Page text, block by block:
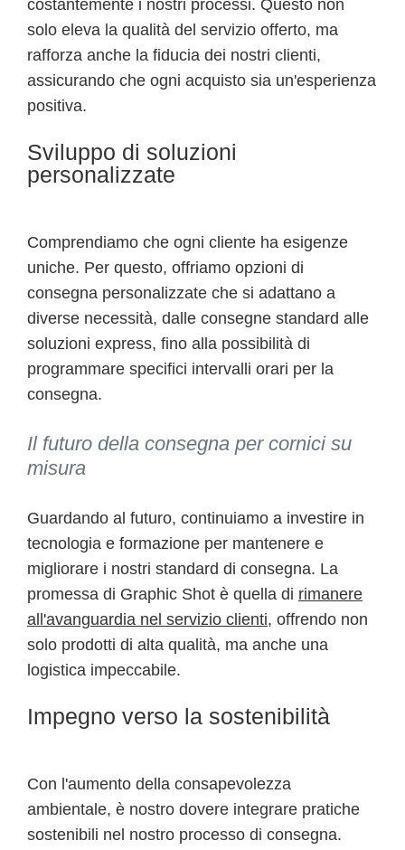
costantemente i nostri processi. Questo non
solo eleva la qualità del servizio offerto, ma
rafforza anche la fiducia dei nostri clienti,
assicurando che ogni acquisto sia un'esperienza
positiva.
Sviluppo di soluzioni
personalizzate
Comprendiamo che ogni cliente ha esigenze
uniche. Per questo, offriamo opzioni di
consegna personalizzate che si adattano a
diverse necessità, dalle consegne standard alle
soluzioni express, fino alla possibilità di
programmare specifici intervalli orari per la
consegna.
Il futuro della consegna per cornici su
misura
Guardando al futuro, continuiamo a investire in
tecnologia e formazione per mantenere e
migliorare i nostri standard di consegna. La
promessa di Graphic Shot è quella di rimanere
all'avanguardia nel servizio clienti, offrendo non
solo prodotti di alta qualità, ma anche una
logistica impeccabile.
Impegno verso la sostenibilità
Con l'aumento della consapevolezza
ambientale, è nostro dovere integrare pratiche
sostenibili nel nostro processo di consegna.